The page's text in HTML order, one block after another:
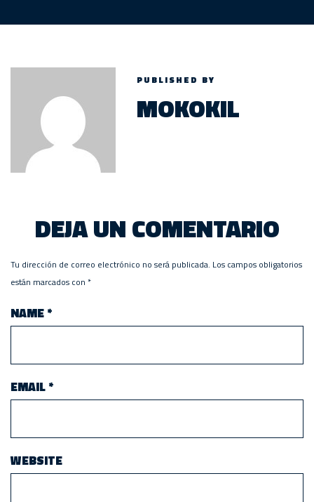
PUBLISHED BY
MOKOKIL
DEJA UN COMENTARIO
Tu dirección de correo electrónico no será publicada. Los campos obligatorios
están marcados con *
NAME*
EMAIL*
WEBSITE